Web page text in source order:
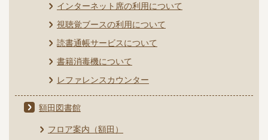
インターネット席の利用について
視聴覚ブースの利用について
読書通帳サービスについて
書籍消毒機について
レファレンスカウンター
額田図書館
フロア案内（額田）